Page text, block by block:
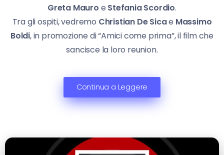
Greta Mauro e Stefania Scordio.
Tra gli ospiti, vedremo Christian De Sicae Massimo
Boldi, in promozione di “Amici come prima”, il film che
sancisce la loro reunion.
Continua a Leggere